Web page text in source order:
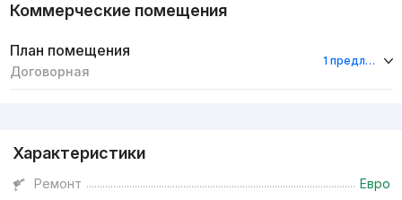
Коммерческие помещения
План помещения
Договорная
1 предложение
Характеристики
Ремонт
Евро